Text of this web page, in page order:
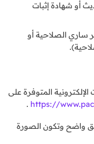
أو شهادة إثبات
سفر ساري الصلاحية أو
المتوفرة على
https://
.
واضح وتكون الصورة